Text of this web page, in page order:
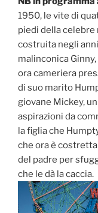
1950, le vite di
piedi della celebre
costruita negli
malinconica
ora cameriera
di suo marito
giovane Mickey,
aspirazioni da
la figlia che
che ora è
del padre per
che le dà la caccia.